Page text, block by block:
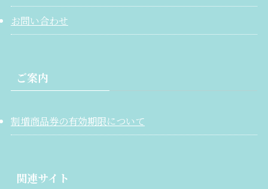
お問い合わせ
ご案内
割増商品券の有効期限について
関連サイト